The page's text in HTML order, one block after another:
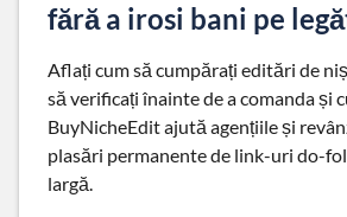
fără a irosi bani pe
Aflați cum să cumpărați editări de
să verificați înainte de a comanda și
BuyNicheEdit ajută agențiile și
plasări permanente de link-uri do-
largă.